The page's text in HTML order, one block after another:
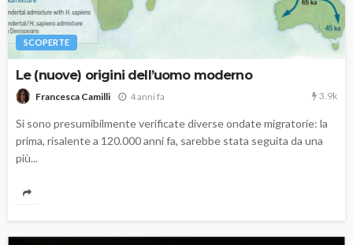
SCOPERTE
Le (nuove) origini dell’uomo moderno
Francesca Camilli 4 anni fa 3.9k
Si sono presumibilmente verificate diverse ondate migratorie: la
prima, risalente a 120.000 anni fa, sarebbe stata seguita da una
più...